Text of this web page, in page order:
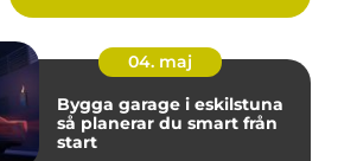
04. maj
Bygga garage i eskilstuna
så planerar du smart från
start